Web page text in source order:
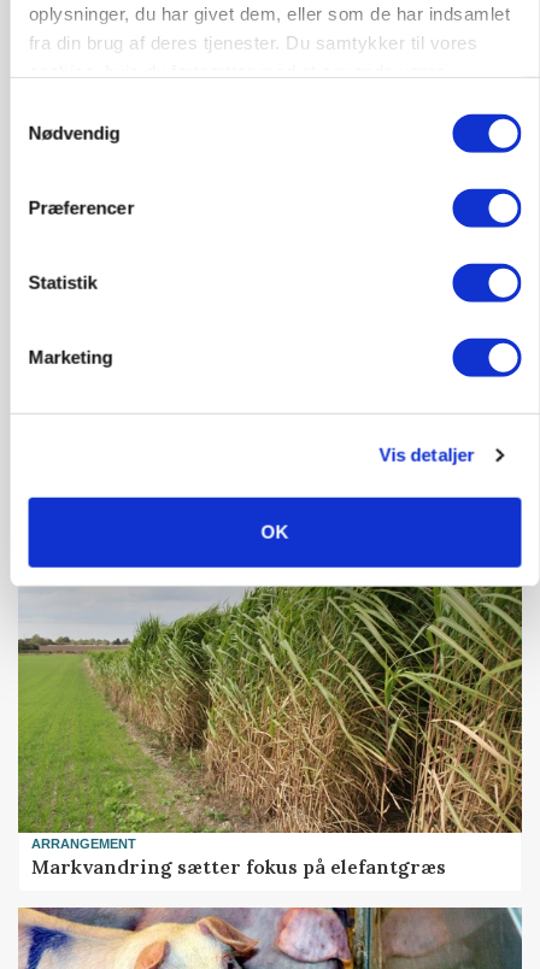
oplysninger, du har givet dem, eller som de har indsamlet
fra din brug af deres tjenester. Du samtykker til vores
Nødvendig
Præferencer
Statistik
Marketing
Vis detaljer
OK
LEDER
Det er en uskik at udlægge et røgslør om
ARRANGEMENT
Markvandring sætter fokus på elefantgræs